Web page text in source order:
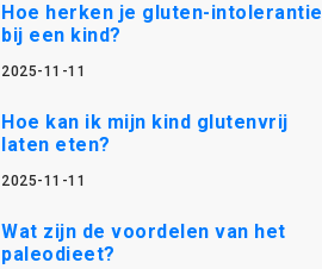
Hoe herken je gluten-intolerantie
bij een kind?
2025-11-11
Hoe kan ik mijn kind glutenvrij
laten eten?
2025-11-11
Wat zijn de voordelen van het
paleodieet?